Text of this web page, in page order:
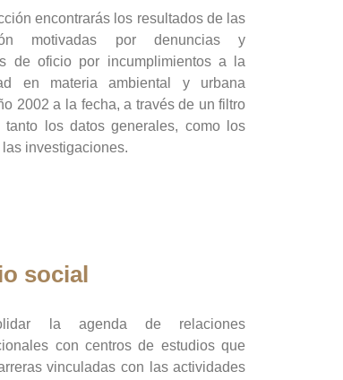
encontrarás los resultados de las
motivadas por denuncias y
de oficio por incumplimientos a la
en materia ambiental y urbana
2002 a la fecha, a través de un filtro
tanto los datos generales, como los
investigaciones.
social
la agenda de relaciones
con centros de estudios que
vinculadas con las actividades